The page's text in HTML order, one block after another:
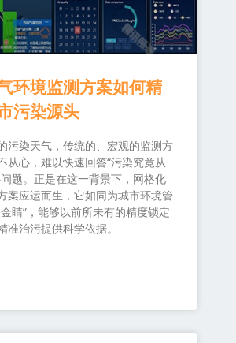
环境监测方案如何精
污染源头
污染天气，传统的、宏观的监测方
从心，难以快速回答“污染究竟从
题。正是在这一背景下，网格化
案应运而生，它如同为城市环境管
睛”，能够以前所未有的精度锁定
准治污提供科学依据。